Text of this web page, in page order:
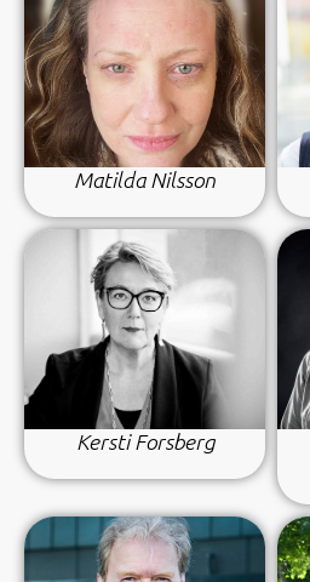
Matilda Nilsson
Kersti Forsberg